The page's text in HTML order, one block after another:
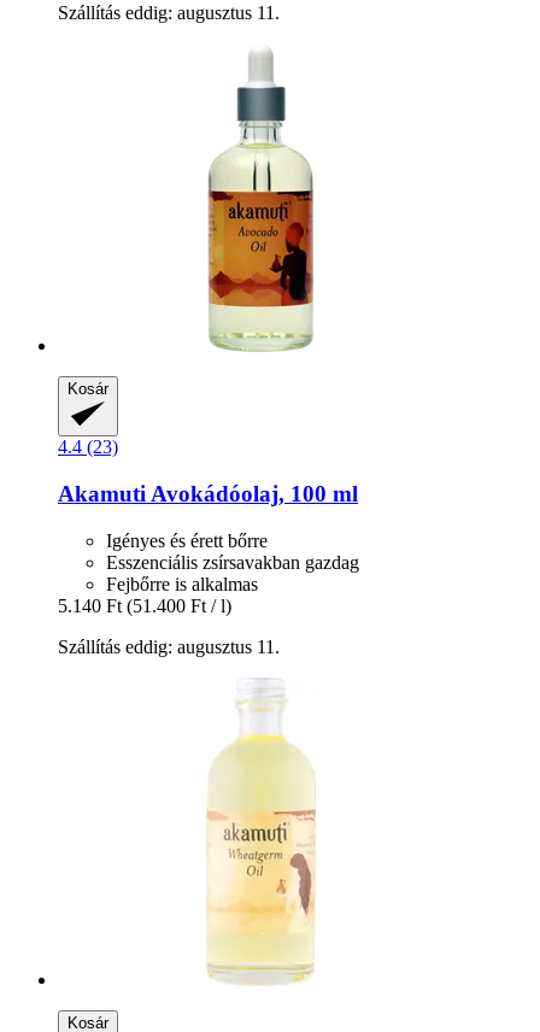
Szállítás eddig: augusztus 11.
Kosár
4.4 (23)
Akamuti Avokádóolaj, 100 ml
Igényes és érett bőrre
Esszenciális zsírsavakban gazdag
Fejbőrre is alkalmas
5.140 Ft (51.400 Ft / l)
Szállítás eddig: augusztus 11.
Kosár